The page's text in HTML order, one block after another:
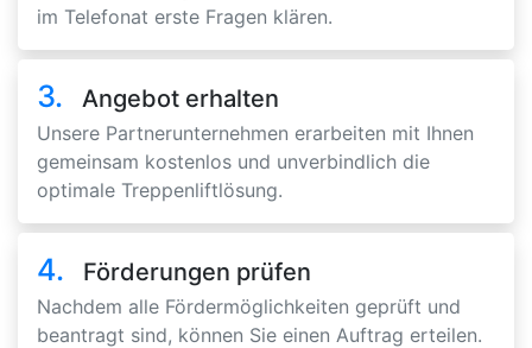
im Telefonat erste Fragen klären.
3. Angebot erhalten
Unsere Partnerunternehmen erarbeiten mit Ihnen
gemeinsam kostenlos und unverbindlich die
optimale Treppenliftlösung.
4. Förderungen prüfen
Nachdem alle Fördermöglichkeiten geprüft und
beantragt sind, können Sie einen Auftrag erteilen.